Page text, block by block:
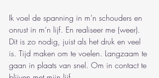
Ik voel de spanning in m’n schouders en
onrust in m’n lijf. En realiseer me (weer).
Dit is zo nodig, juist als het druk en veel
is. Tijd maken om te voelen. Langzaam te
gaan in plaats van snel. Om in contact te